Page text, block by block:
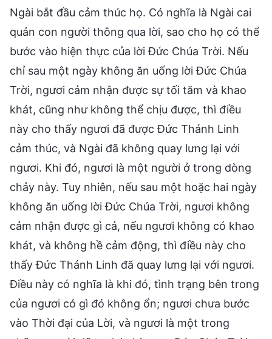
Ngài bắt đầu cảm thúc họ. Có nghĩa là Ngài cai
quản con người thông qua lời, sao cho họ có thể
bước vào hiện thực của lời Đức Chúa Trời. Nếu
chỉ sau một ngày không ăn uống lời Đức Chúa
Trời, ngươi cảm nhận được sự tối tăm và khao
khát, cũng như không thể chịu được, thì điều
này cho thấy ngươi đã được Đức Thánh Linh
cảm thúc, và Ngài đã không quay lưng lại với
ngươi. Khi đó, ngươi là một người ở trong dòng
chảy này. Tuy nhiên, nếu sau một hoặc hai ngày
không ăn uống lời Đức Chúa Trời, ngươi không
cảm nhận được gì cả, nếu ngươi không có khao
khát, và không hề cảm động, thì điều này cho
thấy Đức Thánh Linh đã quay lưng lại với ngươi.
Điều này có nghĩa là khi đó, tình trạng bên trong
của ngươi có gì đó không ổn; ngươi chưa bước
vào Thời đại của Lời, và ngươi là một trong